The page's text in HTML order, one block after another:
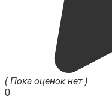
( Пока оценок нет )
0